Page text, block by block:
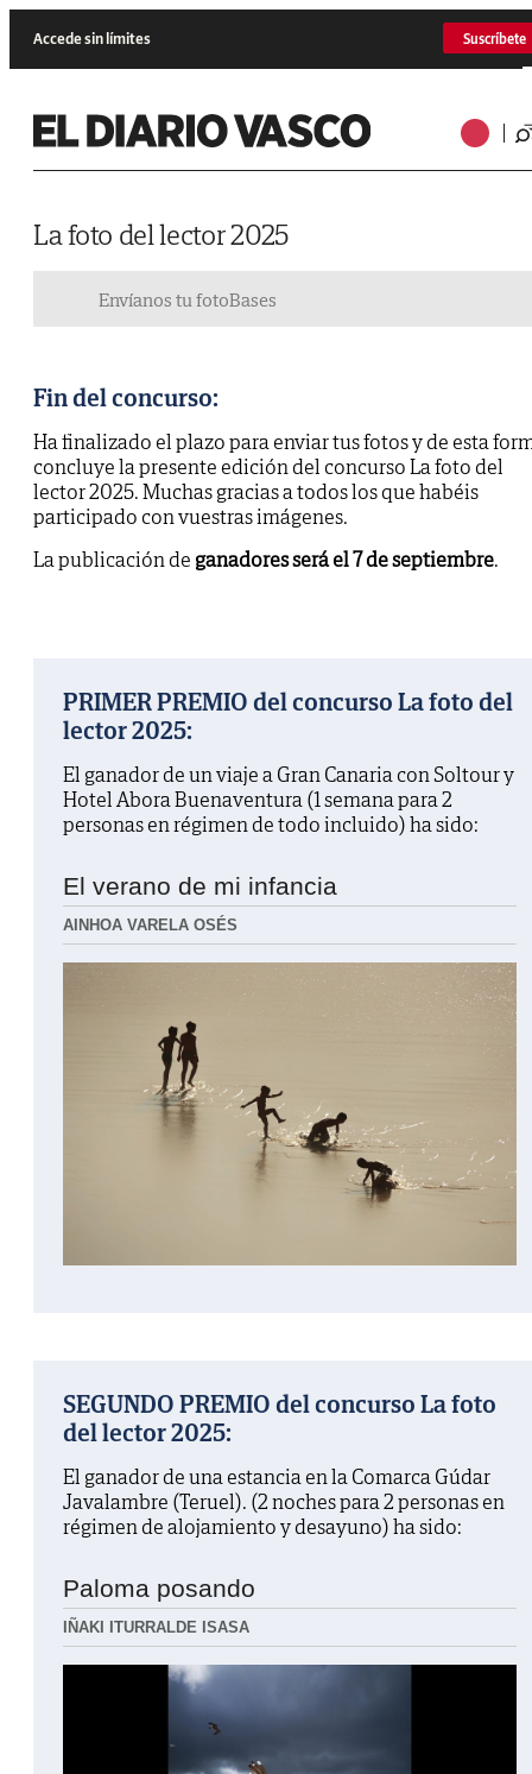
Accede sin límites Suscríbete
La foto del lector 2025
Envíanos tu fotoBases
Fin del concurso:
Ha finalizado el plazo para enviar tus fotos y de esta
concluye la presente edición del concurso La foto del
lector 2025. Muchas gracias a todos los que habéis
participado con vuestras imágenes.
La publicación de ganadores será el 7 de septiembre.
PRIMER PREMIO del concurso La foto del
lector 2025:
El ganador de un viaje a Gran Canaria con Soltour y
Hotel Abora Buenaventura (1 semana para 2
personas en régimen de todo incluido) ha sido:
El verano de mi infancia
AINHOA VARELA OSÉS
SEGUNDO PREMIO del concurso La foto
del lector 2025:
El ganador de una estancia en la Comarca Gúdar
Javalambre (Teruel). (2 noches para 2 personas en
régimen de alojamiento y desayuno) ha sido:
Paloma posando
IÑAKI ITURRALDE ISASA